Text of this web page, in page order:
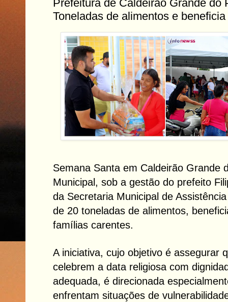
Prefeitura de Caldeirão Grande do
Toneladas de alimentos e
Semana Santa em Caldeirão Grande
Municipal, sob a gestão do prefeito
da Secretaria Municipal de
de 20 toneladas de alimentos,
famílias carentes.
A iniciativa, cujo objetivo é assegurar
celebrem a data religiosa com
adequada, é direcionada
enfrentam situações de